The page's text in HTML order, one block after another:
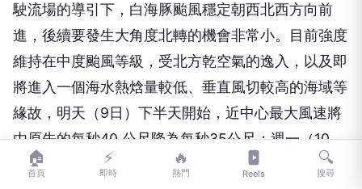
駛流場的導引下，白海豚颱風穩定朝西北西方向前
進，後續要發生大角度北轉的機會非常小。目前強度
維持在中度颱風等級，受北方乾空氣的逸入，以及即
將進入一個海水熱焓量較低、垂直風切較高的海域等
緣故，明天（9日）下半天開始，近中心最大風速將
由原先的每秒40 公尺降為每秒35公尺；週一（10
日）直接降為輕度颱風，近中心最大風速更降為每秒
🏠
首頁
⚡
即時
🔥
熱門 Reels
🔍
搜尋